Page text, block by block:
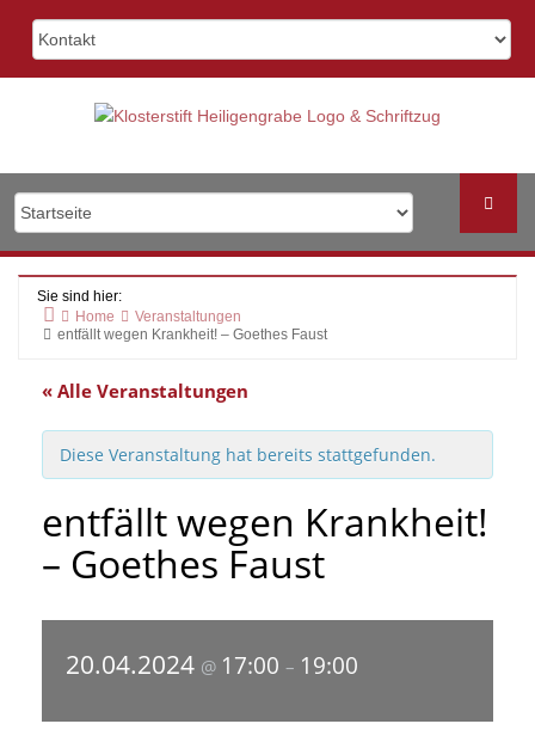
Sie sind hier:
Home
Veranstaltungen
entfällt wegen Krankheit! – Goethes Faust
« Alle Veranstaltungen
Diese Veranstaltung hat bereits stattgefunden.
entfällt wegen Krankheit!
– Goethes Faust
20.04.2024 @ 17:00 – 19:00